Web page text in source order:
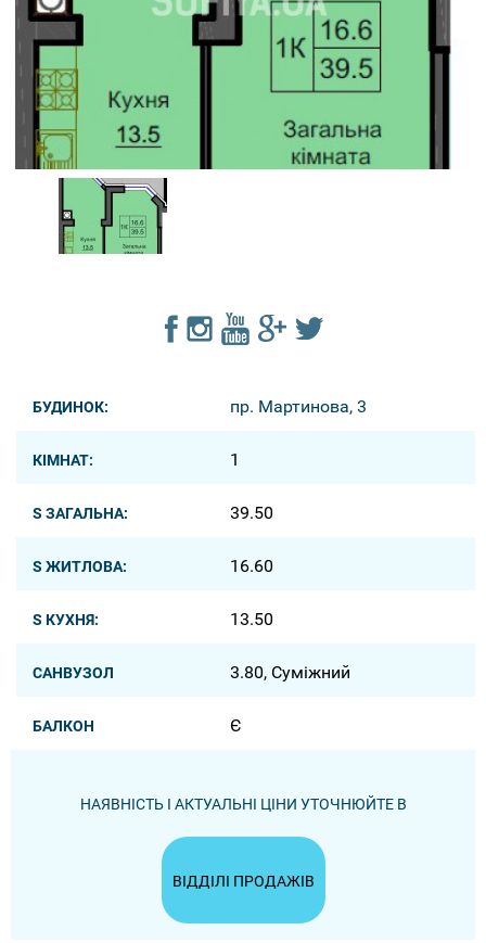
БУДИНОК: пр. Мартинова, 3
КІМНАТ: 1
S ЗАГАЛЬНА: 39.50
S ЖИТЛОВА: 16.60
S КУХНЯ: 13.50
САНВУЗОЛ 3.80, Суміжний
БАЛКОН Є
НАЯВНІСТЬ І АКТУАЛЬНІ ЦІНИ УТОЧНЮЙТЕ В
ВІДДІЛІ ПРОДАЖІВ